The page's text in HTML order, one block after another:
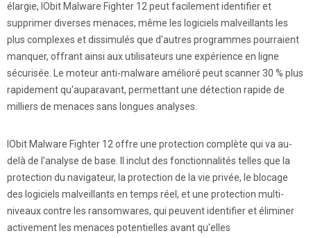
élargie, IObit Malware Fighter 12 peut facilement identifier et
supprimer diverses menaces, même les logiciels malveillants les
plus complexes et dissimulés que d'autres programmes pourraient
manquer, offrant ainsi aux utilisateurs une expérience en ligne
sécurisée. Le moteur anti-malware amélioré peut scanner 30 % plus
rapidement qu'auparavant, permettant une détection rapide de
milliers de menaces sans longues analyses.
IObit Malware Fighter 12 offre une protection complète qui va au-
delà de l'analyse de base. Il inclut des fonctionnalités telles que la
protection du navigateur, la protection de la vie privée, le blocage
des logiciels malveillants en temps réel, et une protection multi-
niveaux contre les ransomwares, qui peuvent identifier et éliminer
activement les menaces potentielles avant qu'elles